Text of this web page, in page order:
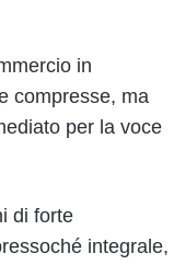
in
compresse, ma
per la voce
di forte
integrale,